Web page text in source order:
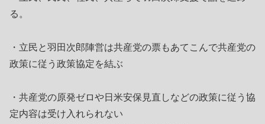
る。
・立民と羽田次郎陣営は共産党の票もあてこんで共産党の
政策に従う政策協定を結ぶ
・共産党の原発ゼロや日米安保見直しなどの政策に従う協
定内容は受け入れられない